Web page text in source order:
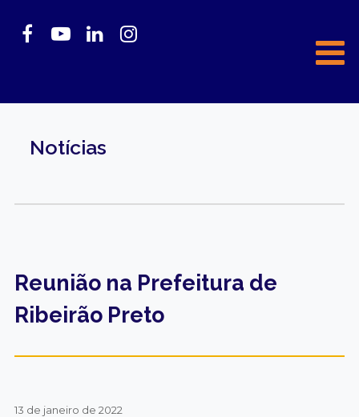
Notícias
Reunião na Prefeitura de
Ribeirão Preto
13 de janeiro de 2022